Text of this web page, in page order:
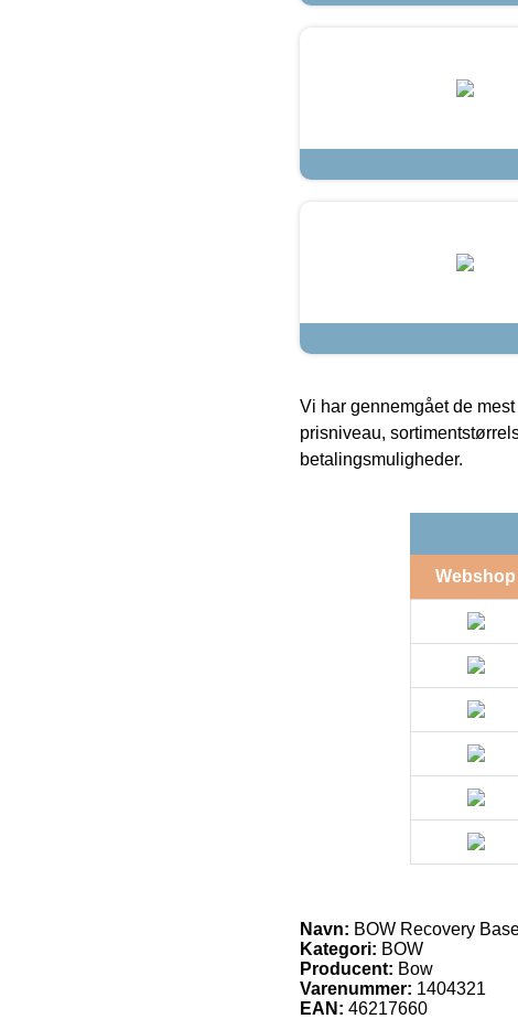
Vi har gennemgået de
prisniveau,
betalingsmuligheder.
Webshop
Navn: BOW Recovery
Kategori: BOW
Producent: Bow
Varenummer: 1404321
EAN: 46217660